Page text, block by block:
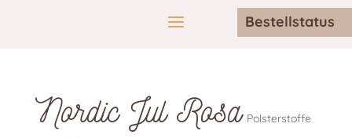
Bestellstatus
Nordic Jul Rosa Polsterstoffe